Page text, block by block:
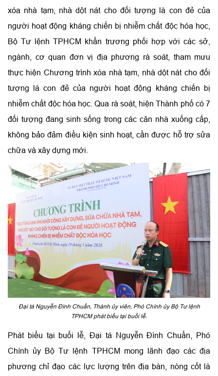
xóa nhà tạm, nhà dột nát cho đối tượng là con đẻ của
người hoạt động kháng chiến bị nhiễm chất độc hóa học,
Bộ Tư lệnh TPHCM khẩn trương phối hợp với các sở,
ngành, cơ quan đơn vị địa phương rà soát, tham mưu
thực hiện Chương trình xóa nhà tạm, nhà dột nát cho đối
tượng là con đẻ của người hoạt động kháng chiến bị
nhiễm chất độc hóa học. Qua rà soát, hiện Thành phố có 7
đối tượng đang sinh sống trong các căn nhà xuống cấp,
không bảo đảm điều kiện sinh hoạt, cần được hỗ trợ sửa
chữa và xây dựng mới.
Đại tá Nguyễn Đình Chuẩn, Thành ủy viên, Phó Chính ủy Bộ Tư lệnh
TPHCM phát biểu tại buổi lễ.
Phát biểu tại buổi lễ, Đại tá Nguyễn Đình Chuẩn, Phó
Chính ủy Bộ Tư lệnh TPHCM mong lãnh đạo các địa
phương chỉ đạo các lực lượng trên địa bàn, nòng cốt là